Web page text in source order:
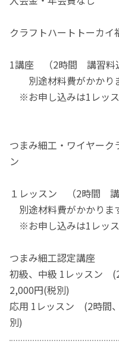
クラフトハートトーカ
1講座 （2時間 講習料
別途材料費がかかり
※お申し込みは1レッス
つまみ細工・ワイヤー
ン
１レッスン （2時間
別途材料費がかかりま
※お申し込みは1レッス
つまみ細工認定講座
初級、中級 1レッスン
2,000円(税別)
応用 1レッスン (2時
別)